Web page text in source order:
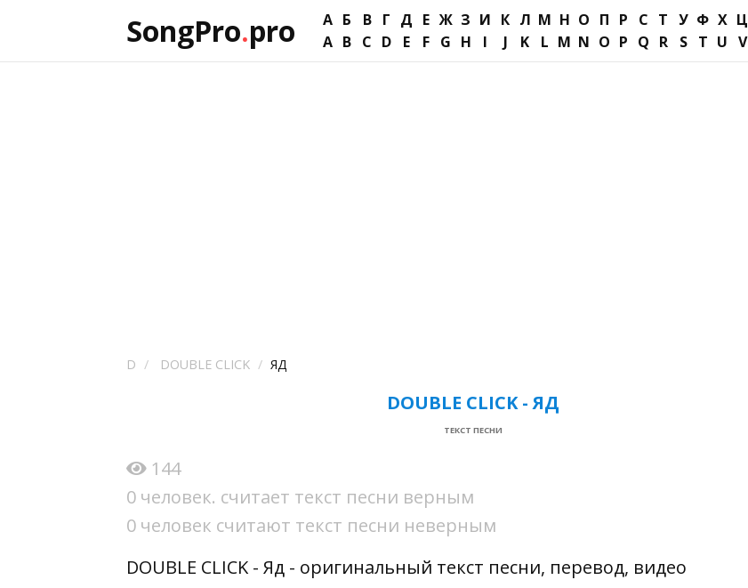
SongPro.pro А Б В Г Д Е Ж З И К Л М Н О П Р С Т У Ф Х Ц
A B C D E F G H I J K L M N O P Q R S T U V
D DOUBLE CLICK ЯД
DOUBLE CLICK - ЯД
ТЕКСТ ПЕСНИ
144
0 человек. считает текст песни верным
0 человек считают текст песни неверным
DOUBLE CLICK - Яд - оригинальный текст песни, перевод, видео